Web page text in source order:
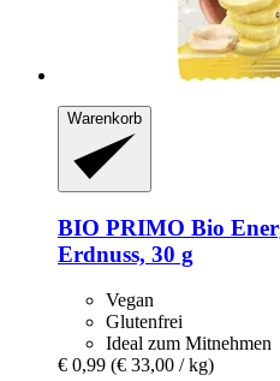
Warenkorb
BIO PRIMO Bio
Erdnuss, 30 g
Vegan
Glutenfrei
Ideal zum Mitnehmen
€ 0,99 (€ 33,00 / kg)